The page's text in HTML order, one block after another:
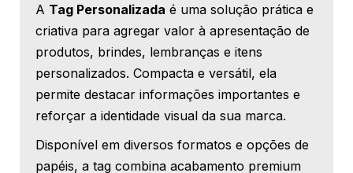
A Tag Personalizada é uma solução prática e
criativa para agregar valor à apresentação de
produtos, brindes, lembranças e itens
personalizados. Compacta e versátil, ela
permite destacar informações importantes e
reforçar a identidade visual da sua marca.
Disponível em diversos formatos e opções de
papéis, a tag combina acabamento premium